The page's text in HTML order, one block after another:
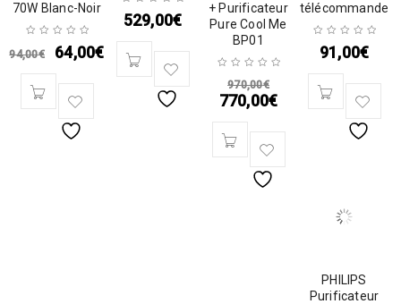
70W Blanc-Noir
94,00€ 64,00€
529,00€
+ Purificateur
Pure Cool Me
BP01
970,00€
770,00€
télécommande
91,00€
PHILIPS
Purificateur